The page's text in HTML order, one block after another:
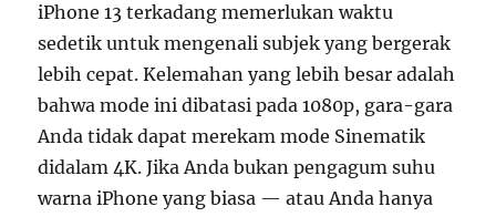
iPhone 13 terkadang memerlukan waktu
sedetik untuk mengenali subjek yang bergerak
lebih cepat. Kelemahan yang lebih besar adalah
bahwa mode ini dibatasi pada 1080p, gara-gara
Anda tidak dapat merekam mode Sinematik
didalam 4K. Jika Anda bukan pengagum suhu
warna iPhone yang biasa — atau Anda hanya